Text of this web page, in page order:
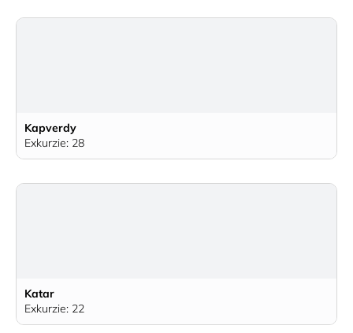
Kapverdy
Exkurzie: 28
Katar
Exkurzie: 22